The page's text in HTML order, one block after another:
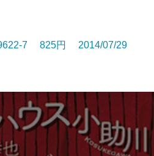
7 825円 2014/07/29